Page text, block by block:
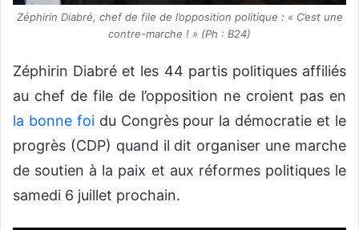
Zéphirin Diabré, chef de file de l’opposition politique : « C’est une
contre-marche ! » (Ph : B24)
Zéphirin Diabré et les 44 partis politiques affiliés
au chef de file de l’opposition ne croient pas en
la bonne foidu Congrès pour la démocratie et le
progrès (CDP) quand il dit organiser une marche
de soutien à la paix et aux réformes politiques le
samedi 6 juillet prochain.